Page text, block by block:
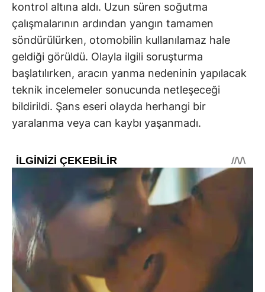
kontrol altına aldı. Uzun süren soğutma
çalışmalarının ardından yangın tamamen
söndürülürken, otomobilin kullanılamaz hale
geldiği görüldü. Olayla ilgili soruşturma
başlatılırken, aracın yanma nedeninin yapılacak
teknik incelemeler sonucunda netleşeceği
bildirildi. Şans eseri olayda herhangi bir
yaralanma veya can kaybı yaşanmadı.